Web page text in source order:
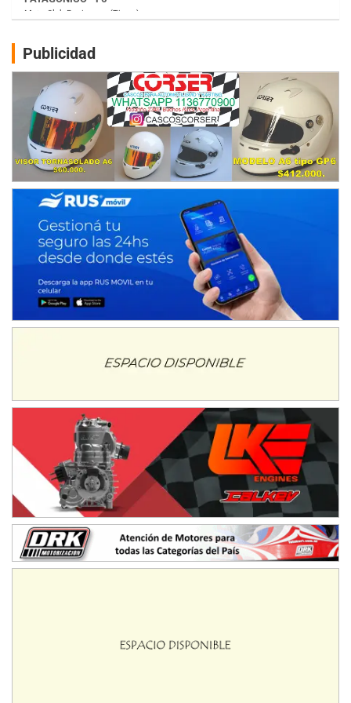
Humboldt (Santa Fe)
Ciudad de Avellaneda (Asfalto)
Avellaneda (Santa Fe)
SUR SANTAFESINO - F4
José Samuel Sánchez (Tierra)
Rufino (Santa Fe)
TUCUMANO - F5
Juan Navarro (Asfalto)
El Timbó (Tucumán)
COBERTURA ESPECIAL DE E-KART.COM.AR
08/09-AGO
IAME SERIES ARGENTINA 6
Ramiro Tot (Asfalto)
Baradero (Buenos Aires)
KDO - F6
Villaguay (Entre Ríos)
VICTORIENSE - F7
El Cerro (Tierra)
Victoria (Entre Ríos)
PATAGONICO - F6
Moto Club Reginense (Tierra)
Gral. E. Godoy (Río Negro)
CSK - F7
Publicidad